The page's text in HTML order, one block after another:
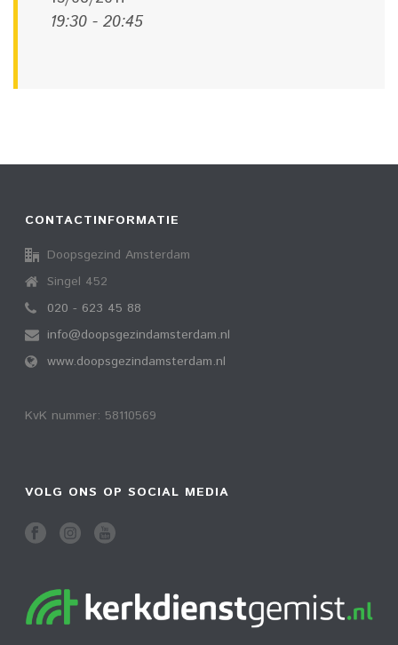
19:30 - 20:45
CONTACTINFORMATIE
Doopsgezind Amsterdam
Singel 452
020 - 623 45 88
info@doopsgezindamsterdam.nl
www.doopsgezindamsterdam.nl
KvK nummer: 58110569
VOLG ONS OP SOCIAL MEDIA